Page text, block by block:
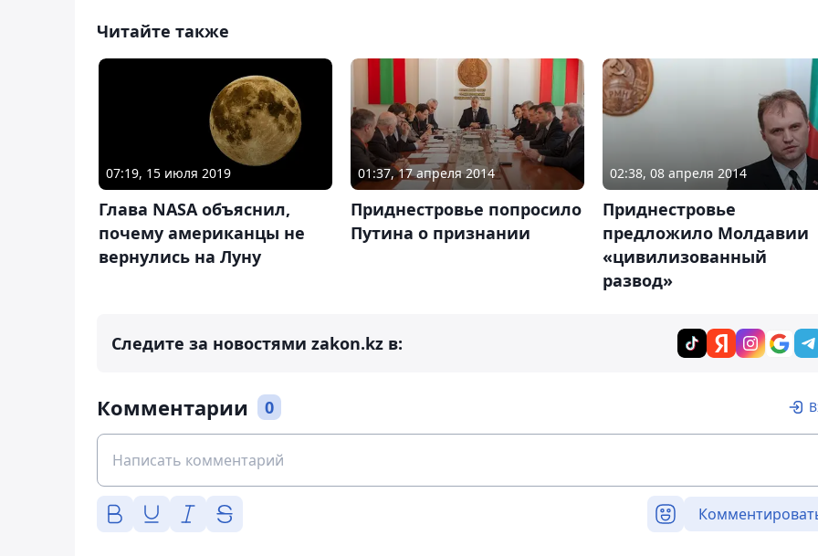
Читайте также
07:19, 15 июля 2019
Глава NASA объяснил,
почему американцы не
вернулись на Луну
01:37, 17 апреля 2014
Приднестровье попросило
Путина о признании
02:38, 08 апреля 2014
Приднестровье
предложило Молдавии
«цивилизованный
развод»
Следите за новостями zakon.kz в:
Комментарии 0